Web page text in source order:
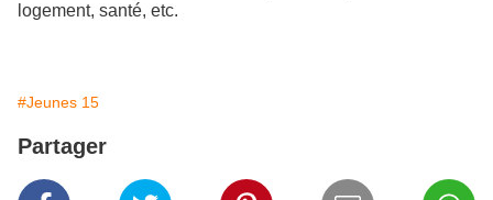
logement, santé, etc.
#Jeunes 15
Partager